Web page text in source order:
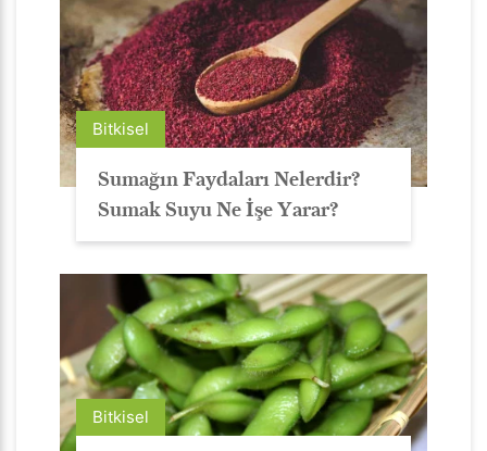
Bitkisel
Sumağın Faydaları Nelerdir?
Sumak Suyu Ne İşe Yarar?
Bitkisel